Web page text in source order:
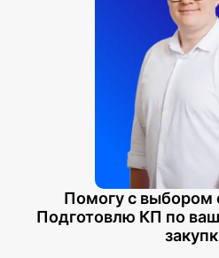
Помогу с выбором
Подготовлю КП по